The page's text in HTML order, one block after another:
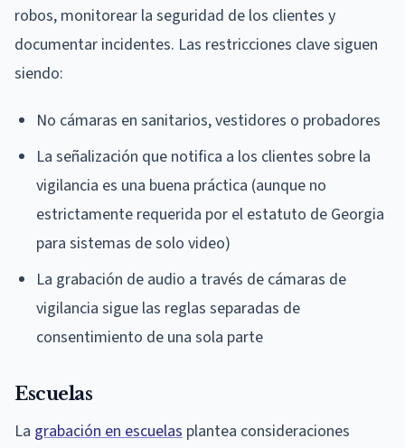
robos, monitorear la seguridad de los clientes y
documentar incidentes. Las restricciones clave siguen
siendo:
No cámaras en sanitarios, vestidores o probadores
La señalización que notifica a los clientes sobre la
vigilancia es una buena práctica (aunque no
estrictamente requerida por el estatuto de Georgia
para sistemas de solo video)
La grabación de audio a través de cámaras de
vigilancia sigue las reglas separadas de
consentimiento de una sola parte
Escuelas
La grabación en escuelas plantea consideraciones